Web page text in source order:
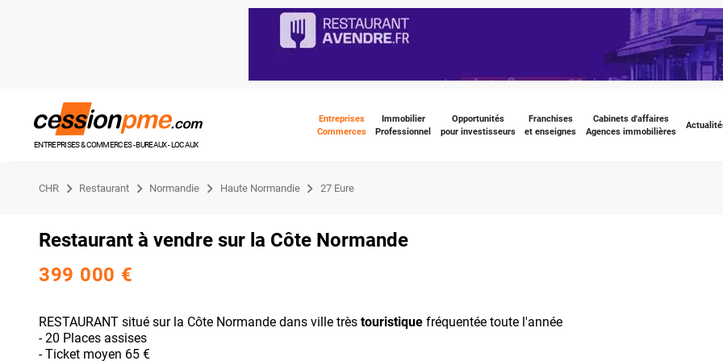
ENTREPRISES & COMMERCES - BUREAUX - LOCAUX
Entreprises
Commerces
Immobilier
Professionnel
Opportunités
pour investisseurs
Franchises
et enseignes
Cabinets d'affaires
Agences immobilières
CHR Restaurant Normandie Haute Normandie 27 Eure
Restaurant à vendre sur la Côte Normande
399 000 €
RESTAURANT situé sur la Côte Normande dans ville très touristique fréquentée toute l'année
- 20 Places assises
- Ticket moyen 65 €